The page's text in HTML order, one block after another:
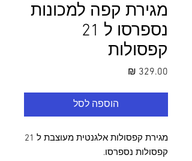
מגירת קפה למכונות
נספרסו ל 21
קפסולות
הוספה לסל
מגירת קפסולות אלגנטית מעוצבת ל 21
קפסולות נספרסו.